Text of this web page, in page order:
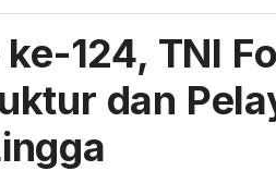
124, TNI
dan